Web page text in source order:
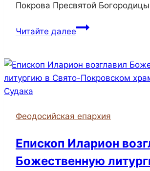
Покрова Пресвятой
Читайте далееКлючарь
Предтечи
посетил
в
ко
Дню
Феодосийская епархия
Епископ Иларион
Божественную